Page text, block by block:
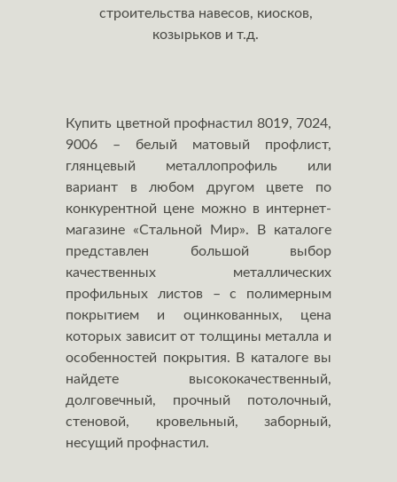
строительства навесов, киосков,
козырьков и т.д.
Купить цветной профнастил 8019, 7024,
9006 – белый матовый профлист,
глянцевый металлопрофиль или
вариант в любом другом цвете по
конкурентной цене можно в интернет-
магазине «Стальной Мир». В каталоге
представлен большой выбор
качественных металлических
профильных листов – с полимерным
покрытием и оцинкованных, цена
которых зависит от толщины металла и
особенностей покрытия. В каталоге вы
найдете высококачественный,
долговечный, прочный потолочный,
стеновой, кровельный, заборный,
несущий профнастил.